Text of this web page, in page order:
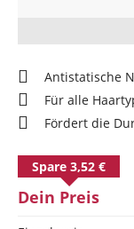
Antistatische
Für alle
Fördert die
Dein Preis
Spare 3,52 €